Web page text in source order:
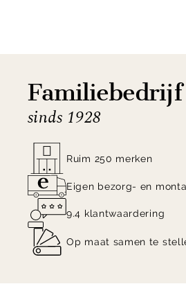
Familiebedrijf
sinds 1928
Ruim 250 merken
Eigen bezorg- en
9.4 klantwaardering
Op maat samen te